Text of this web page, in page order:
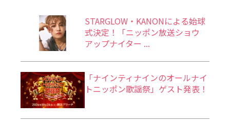
STARGLOW・KANONによる始球
式決定！「ニッポン放送ショウ
アップナイター ...
「ナインティナインのオールナイ
トニッポン歌謡祭」ゲスト発表！